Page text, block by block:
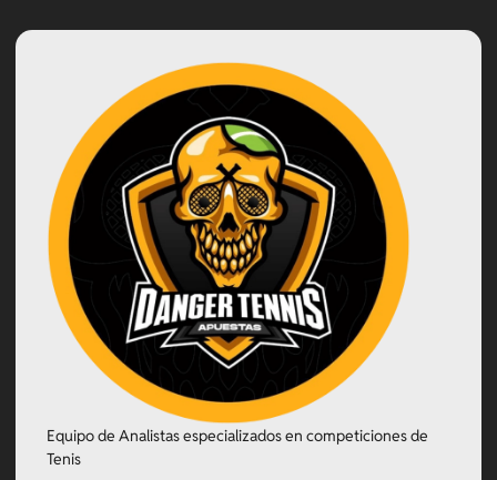
Equipo de Analistas especializados en competiciones de
Tenis